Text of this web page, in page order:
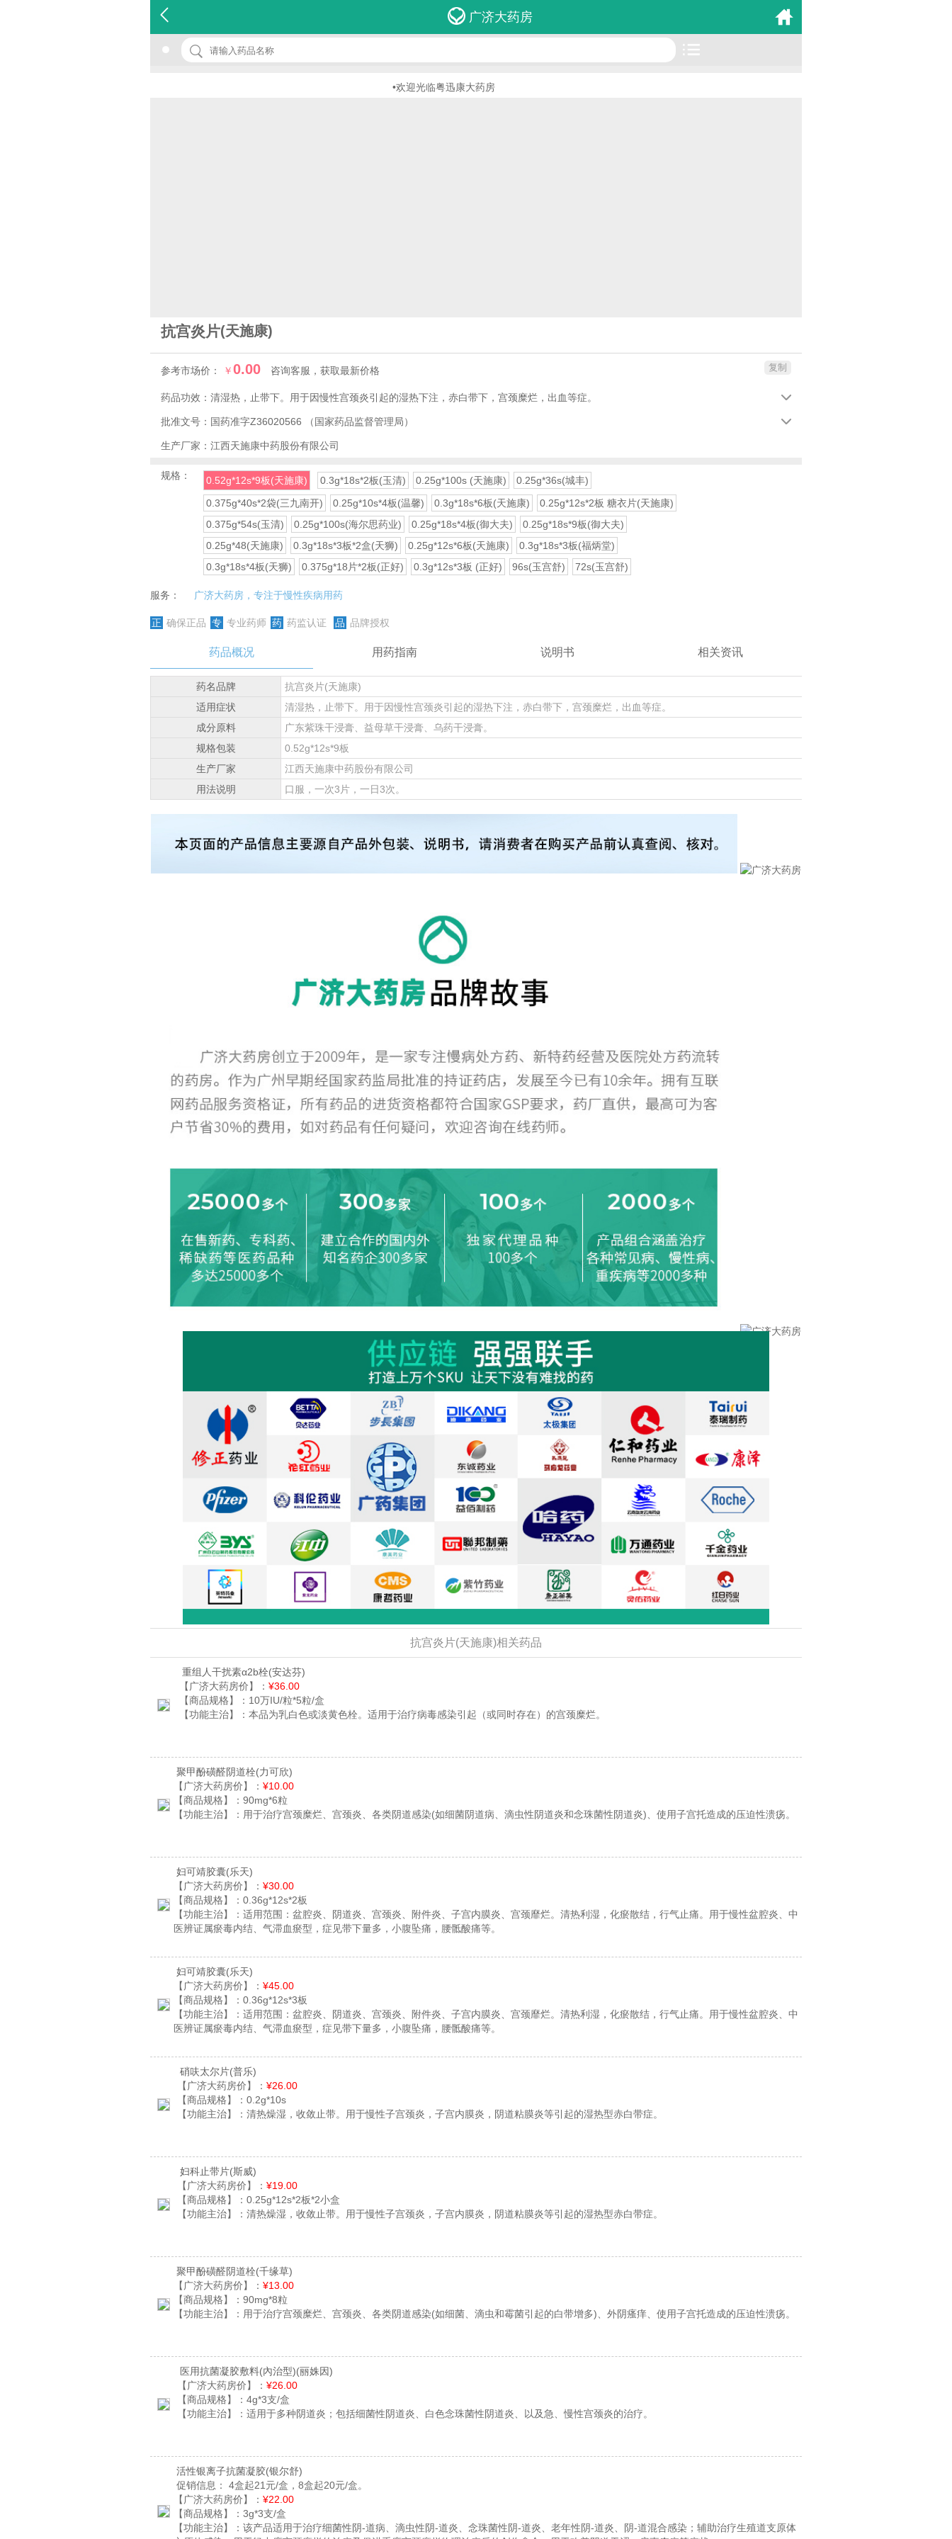
广济大药房
•欢迎光临粤迅康大药房
抗宫炎片(天施康)
参考市场价： ￥0.00 咨询客服，获取最新价格 复制
药品功效： 清湿热，止带下。用于因慢性宫颈炎引起的湿热下注，赤白带下，宫颈糜烂，出血等症。 
批准文号： 国药准字Z36020566 （国家药品监督管理局） 
生产厂家： 江西天施康中药股份有限公司
规格： 0.52g*12s*9板(天施康) 0.3g*18s*2板(玉清) 0.25g*100s (天施康)
0.25g*36s(城丰)
0.375g*40s*2袋(三九南开)
0.25g*10s*4板(温馨) 0.3g*18s*6板(天施康)
0.25g*12s*2板 糖衣片(天施康)
0.375g*54s(玉清)
0.25g*100s(海尔思药业) 0.25g*18s*4板(御大夫)
0.25g*18s*9板(御大夫)
0.25g*48(天施康)
0.3g*18s*3板*2盒(天狮) 0.25g*12s*6板(天施康)
0.3g*18s*3板(福炳堂)
0.3g*18s*4板(天狮)
0.375g*18片*2板(正好) 0.3g*12s*3板 (正好) 96s(玉宫舒) 72s(玉宫舒)
服务： 广济大药房，专注于慢性疾病用药
正 确保正品 专 专业药师 药 药监认证 品 品牌授权
药品概况 用药指南 说明书 相关资讯
药名品牌
抗宫炎片(天施康)
适用症状
清湿热，止带下。用于因慢性宫颈炎引起的湿热下注，赤白带下，宫颈糜烂，出血等症。
成分原料
广东紫珠干浸膏、益母草干浸膏、乌药干浸膏。
规格包装
0.52g*12s*9板
生产厂家
江西天施康中药股份有限公司
用法说明
口服，一次3片，一日3次。
抗宫炎片(天施康)相关药品
重组人干扰素α2b栓(安达芬)
【广济大药房价】： ¥36.00
【商品规格】： 10万IU/粒*5粒/盒
【功能主治】： 本品为乳白色或淡黄色栓。适用于治疗病毒感染引起（或同时存在）的宫颈糜烂。
聚甲酚磺醛阴道栓(力可欣)
【广济大药房价】： ¥10.00
【商品规格】： 90mg*6粒
【功能主治】： 用于治疗宫颈糜烂、宫颈炎、各类阴道感染(如细菌阴道病、滴虫性阴道炎和念珠菌性阴道炎)、使用子宫托造成的压迫性溃疡。
妇可靖胶囊(乐天)
【广济大药房价】： ¥30.00
【商品规格】： 0.36g*12s*2板
【功能主治】： 适用范围：盆腔炎、阴道炎、宫颈炎、附件炎、子宫内膜炎、宫颈靡烂。清热利湿，化瘀散结，行气止痛。用于慢性盆腔炎、中
医辨证属瘀毒内结、气滞血瘀型，症见带下量多，小腹坠痛，腰骶酸痛等。
妇可靖胶囊(乐天)
【广济大药房价】： ¥45.00
【商品规格】： 0.36g*12s*3板
【功能主治】： 适用范围：盆腔炎、阴道炎、宫颈炎、附件炎、子宫内膜炎、宫颈靡烂。清热利湿，化瘀散结，行气止痛。用于慢性盆腔炎、中
医辨证属瘀毒内结、气滞血瘀型，症见带下量多，小腹坠痛，腰骶酸痛等。
硝呋太尔片(普乐)
【广济大药房价】： ¥26.00
【商品规格】： 0.2g*10s
【功能主治】： 清热燥湿，收敛止带。用于慢性子宫颈炎，子宫内膜炎，阴道粘膜炎等引起的湿热型赤白带症。
妇科止带片(斯威)
【广济大药房价】： ¥19.00
【商品规格】： 0.25g*12s*2板*2小盒
【功能主治】： 清热燥湿，收敛止带。用于慢性子宫颈炎，子宫内膜炎，阴道粘膜炎等引起的湿热型赤白带症。
聚甲酚磺醛阴道栓(千缘草)
【广济大药房价】： ¥13.00
【商品规格】： 90mg*8粒
【功能主治】： 用于治疗宫颈糜烂、宫颈炎、各类阴道感染(如细菌、滴虫和霉菌引起的白带增多)、外阴瘙痒、使用子宫托造成的压迫性溃疡。
医用抗菌凝胶敷料(內治型)(丽姝因)
【广济大药房价】： ¥26.00
【商品规格】： 4g*3支/盒
【功能主治】： 适用于多种阴道炎；包括细菌性阴道炎、白色念珠菌性阴道炎、以及急、慢性宫颈炎的治疗。
活性银离子抗菌凝胶(银尔舒)
促销信息：
4盒起21元/盒，8盒起20元/盒。
【广济大药房价】： ¥22.00
【商品规格】： 3g*3支/盒
【功能主治】： 该产品适用于治疗细菌性阴-道病、滴虫性阴-道炎、念珠菌性阴-道炎、老年性阴-道炎、阴-道混合感染；辅助治疗生殖道支原体